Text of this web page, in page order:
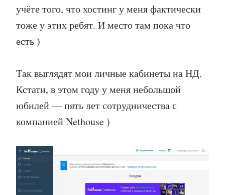
учёте того, что хостинг у меня фактически
тоже у этих ребят. И место там пока что
есть )
Так выглядят мои личные кабинеты на НД.
Кстати, в этом году у меня небольшой
юбилей — пять лет сотрудничества с
компанией Nethouse )